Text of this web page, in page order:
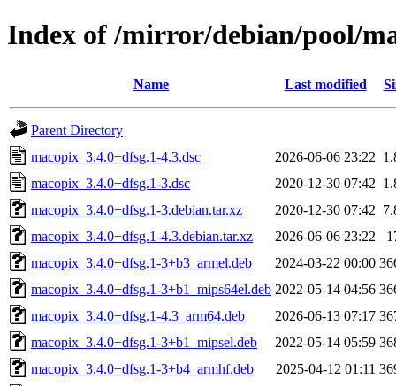
Index of /mirror/debian/pool/
Name Last modified
Parent Directory
macopix_3.4.0+dfsg.1-4.3.dsc
2026-06-06 23:22
macopix_3.4.0+dfsg.1-3.dsc
2020-12-30 07:42
macopix_3.4.0+dfsg.1-3.debian.tar.xz
2020-12-30 07:42
macopix_3.4.0+dfsg.1-4.3.debian.tar.xz
2026-06-06 23:22
macopix_3.4.0+dfsg.1-3+b3_armel.deb
2024-03-22 00:00
macopix_3.4.0+dfsg.1-3+b1_mips64el.deb 2022-05-14 04:56
macopix_3.4.0+dfsg.1-4.3_arm64.deb
2026-06-13 07:17
macopix_3.4.0+dfsg.1-3+b1_mipsel.deb
2022-05-14 05:59
macopix_3.4.0+dfsg.1-3+b4_armhf.deb
2025-04-12 01:11